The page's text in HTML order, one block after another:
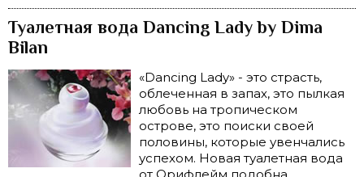
Туалетная вода Dancing Lady by Dima
Bilan
«Dancing Lady» - это страсть,
облеченная в запах, это пылкая
любовь на тропическом
острове, это поиски своей
половины, которые увенчались
успехом. Новая туалетная вода